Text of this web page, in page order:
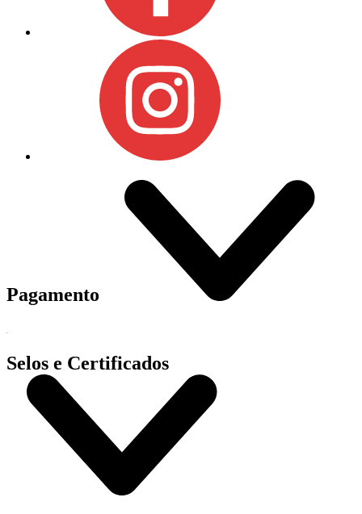
Pagamento
Selos e Certificados